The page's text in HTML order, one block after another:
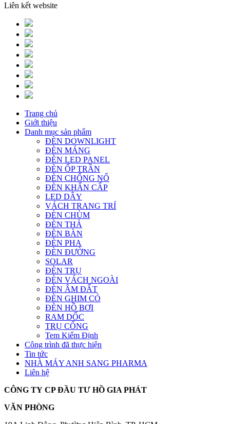
Liên kết website
Trang chủ
Giới thiệu
Danh mục sản phẩm
ĐÈN DOWNLIGHT
ĐÈN MÁNG
ĐÈN LED PANEL
ĐÈN ỐP TRẦN
ĐÈN CHỐNG NỔ
ĐÈN KHẨN CẤP
LED DÂY
VÁCH TRANG TRÍ
ĐÈN CHÙM
ĐÈN THẢ
ĐÈN BÀN
ĐÈN PHA
ĐÈN ĐƯỜNG
SOLAR
ĐÈN TRỤ
ĐÈN VÁCH NGOÀI
ĐÈN ÂM ĐẤT
ĐÈN GHIM CỎ
ĐÈN HỒ BƠI
RAM DỐC
TRỤ CỔNG
Tem Kiểm Định
Công trình đã thực hiện
Tin tức
NHÀ MÁY ANH SANG PHARMA
Liên hệ
CÔNG TY CP ĐẦU TƯ HỒ GIA PHÁT
VĂN PHÒNG